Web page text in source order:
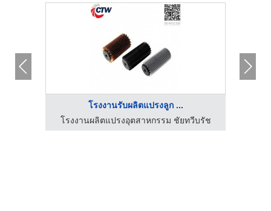
โรงงานรับผลิตแปรงลูก ...
โรงงานผลิตแปรงอุตสาหกรรม ชัยทวีบรัช